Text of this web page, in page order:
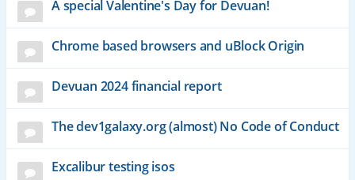
A special Valentine's Day for Devuan!
Chrome based browsers and uBlock Origin
Devuan 2024 financial report
The dev1galaxy.org (almost) No Code of Conduct
Excalibur testing isos